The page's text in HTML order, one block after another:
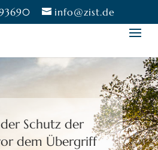
info@zist.de
Schutz der
dem Übergriff